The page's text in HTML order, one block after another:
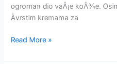
efectivo-
ogroman dio vaÅ¡e koÅ¾e.
Ävrstim kremama za
Liftactive
Read More »